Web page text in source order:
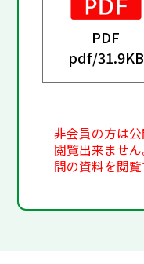
PDF
pdf/31.9KB
非会員の方は
閲覧出来ませ
間の資料を閲覧